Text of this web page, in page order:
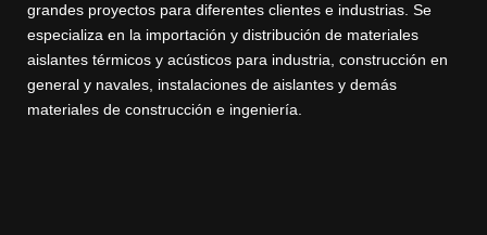
grandes proyectos para diferentes clientes e industrias. Se
especializa en la importación y distribución de materiales
aislantes térmicos y acústicos para industria, construcción en
general y navales, instalaciones de aislantes y demás
materiales de construcción e ingeniería.